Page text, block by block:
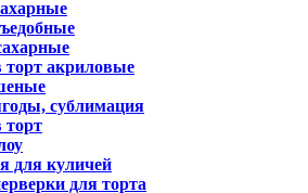
акриловые
сублимация
торт
для куличей
для торта